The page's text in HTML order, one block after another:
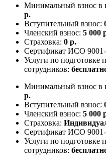
Минимальный взнос в
р.
Вступительный взнос:
Членский взнос: 5 000
Страховка: 0 р.
Сертификат ИСО 9001-
Услуги по подготовке
сотрудников:
Минимальный взнос в
р.
Вступительный взнос:
Членский взнос: 5 000
Страховка:
Сертификат ИСО 9001-
Услуги по подготовке
сотрудников: